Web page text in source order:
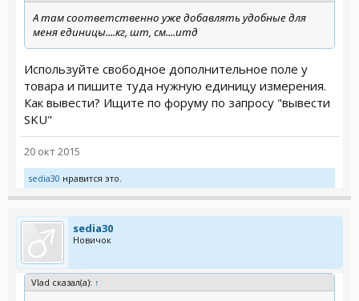
А там соответственно уже добавлять удобные для
меня единицы....кг, шт, см....итд
Используйте свободное дополнительное поле у
товара и пишите туда нужную единицу измерения.
Как вывести? Ищите по форуму по запросу "вывести
SKU"
20 окт 2015
sedia30 нравится это.
sedia30
Новичок
Vlad сказал(а): ↑